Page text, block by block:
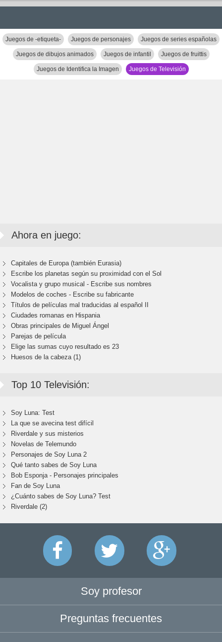
Juegos de -etiqueta- Juegos de personajes Juegos de series españolas
Juegos de dibujos animados Juegos de infantil Juegos de fruittis
Juegos de Identifica la Imagen Juegos de Televisión
Ahora en juego:
Capitales de Europa (también Eurasia)
Escribe los planetas según su proximidad con el Sol
Vocalista y grupo musical - Escribe sus nombres
Modelos de coches - Escribe su fabricante
Títulos de películas mal traducidas al español II
Ciudades romanas en Hispania
Obras principales de Miguel Ángel
Parejas de película
Elige las sumas cuyo resultado es 23
Huesos de la cabeza (1)
Top 10 Televisión:
Soy Luna: Test
La que se avecina test difícil
Riverdale y sus misterios
Novelas de Telemundo
Personajes de Soy Luna 2
Qué tanto sabes de Soy Luna
Bob Esponja - Personajes principales
Fan de Soy Luna
¿Cuánto sabes de Soy Luna? Test
Riverdale (2)
Soy profesor
Preguntas frecuentes